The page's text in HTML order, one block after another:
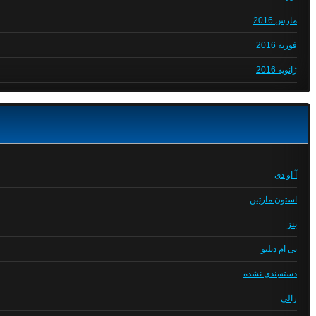
مارس 2016
فوریه 2016
ژانویه 2016
آ او دی
استون مارتین
بنز
بی ام دبلیو
دسته‌بندی نشده
رالی